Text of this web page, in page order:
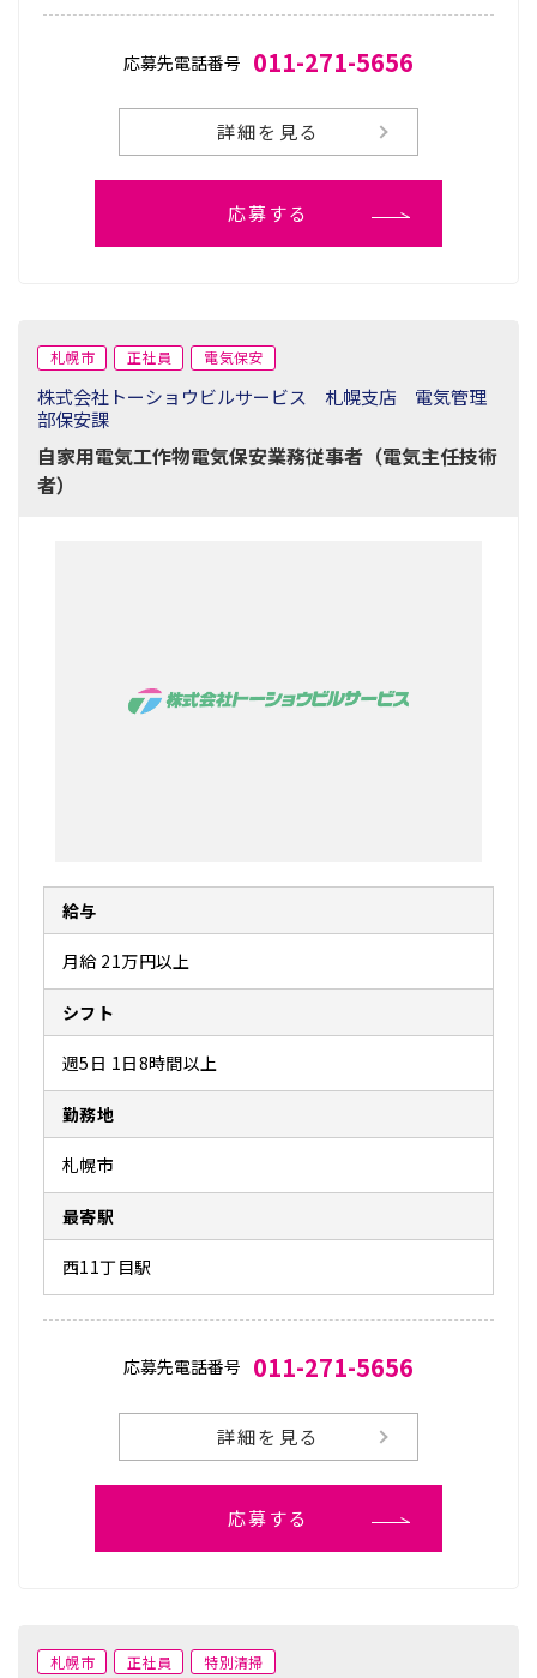
応募先電話番号 011-271-5656
詳細を見る
応募する
札幌市 正社員 電気保安
株式会社トーショウビルサービス 札幌支店 電気管理
部保安課
自家用電気工作物電気保安業務従事者（電気主任技術
者）
給与
月給 21万円以上
シフト
週5日 1日8時間以上
勤務地
札幌市
最寄駅
西11丁目駅
応募先電話番号 011-271-5656
詳細を見る
応募する
札幌市 正社員 特別清掃